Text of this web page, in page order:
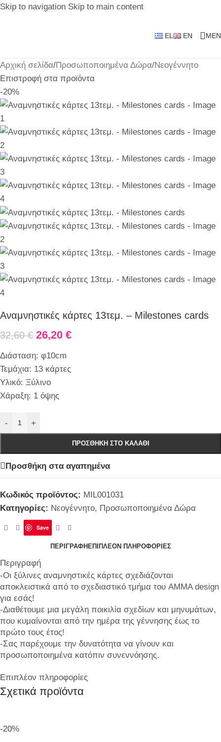
Skip to navigation Skip to main content
EL EN
Αρχική σελίδα/Προσωποποιημένα Δώρα/Νεογέννητο
Επιστροφή στα προϊόντα
-20%
Αναμνηστικές κάρτες 13τεμ. – Milestones cards
32,60€ 26,20 €
Διάσταση: φ10cm
Τεμάχια: 13 κάρτες
Υλικό: Ξύλινο
Χάραξη: 1 όψης
- +
ΠΡΟΣΘΉΚΗ ΣΤΟ ΚΑΛΆΘΙ
Προσθήκη στα αγαπημένα
Κωδικός προϊόντος: MIL001031
Κατηγορίες: Νεογέννητο, Προσωποποιημένα Δώρα
Save
ΠΕΡΙΓΡΑΦΉΕΠΙΠΛΈΟΝ ΠΛΗΡΟΦΟΡΊΕΣ
Περιγραφή
-Οι ξύλινες αναμνηστικές κάρτες σχεδιάζονται
αποκλειστικά από το σχεδιαστικό τμήμα του AMMA design
για εσάς!
-Διαθέτουμε μια μεγάλη ποικιλία σχεδίων και μηνυμάτων,
που κυμαίνονται από την ημέρα της γέννησης έως το
πρώτο τους έτος!
-Σας παρέχουμε την δυνατότητα να γίνουν και
προσωποποιημένα κατόπιν συνεννόησης.
Επιπλέον πληροφορίες
Σχετικά προϊόντα
-20%